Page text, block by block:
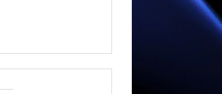
euforia a la